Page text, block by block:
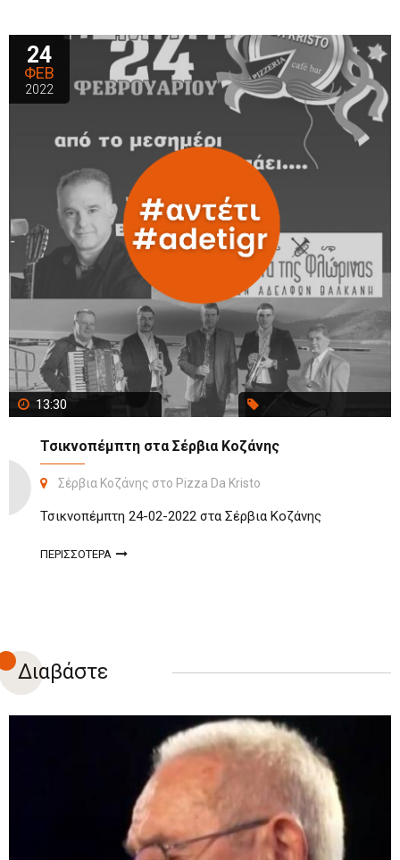
24
ΦΕΒ
2022
13:30
Τσικνοπέμπτη στα Σέρβια Κοζάνης
Σέρβια Κοζάνης στο Pizza Da Kristo
Τσικνοπέμπτη 24-02-2022 στα Σέρβια Κοζάνης
ΠΕΡΙΣΣΟΤΕΡΑ
Διαβάστε